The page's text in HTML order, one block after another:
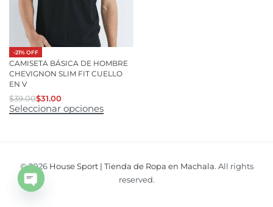
-21% OFF
CAMISETA BÁSICA DE HOMBRE
CHEVIGNON SLIM FIT CUELLO
EN V
$39.00$31.00
Seleccionar opciones
© 2026 House Sport | Tienda de Ropa en Machala. All rights
reserved.
Open